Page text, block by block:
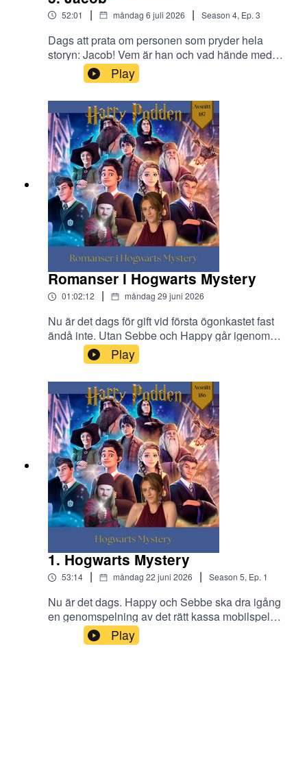
52:01 | måndag 6 juli 2026 | Season 4, Ep. 3
Dags att prata om personen som pryder hela
storyn: Jacob! Vem är han och vad hände med
honom?
Play
Romanser i Hogwarts Mystery
01:02:12 | måndag 29 juni 2026
Nu är det dags för gift vid första ögonkastet fast
ändå inte. Utan Sebbe och Happy går igenom
några av de djupa och mindre djupa karaktärer
man kan dejta, eller dadla, i det rätt kassa
Hogwarts Mystery.
Play
1. Hogwarts Mystery
53:14 | måndag 22 juni 2026 | Season 5, Ep. 1
Nu är det dags. Happy och Sebbe ska dra igång
en genomspelning av det rätt kassa mobilspelet
Hogwarts Mystery. Hur ska det gå?
Play